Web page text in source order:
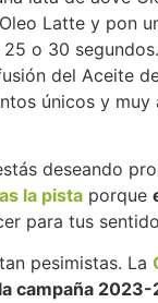
Latte y pon
o 30
del Aceite
únicos y
deseando
la pista porque
para tus
pesimistas. La
campaña